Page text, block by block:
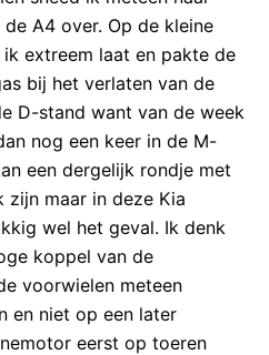
A4 over. Op de kleine
extreem laat en pakte de
bij het verlaten van de
D-stand want van de week
nog een keer in de M-
een dergelijk rondje met
zijn maar in deze Kia
wel het geval. Ik denk
koppel van de
voorwielen meteen
en niet op een later
eerst op toeren